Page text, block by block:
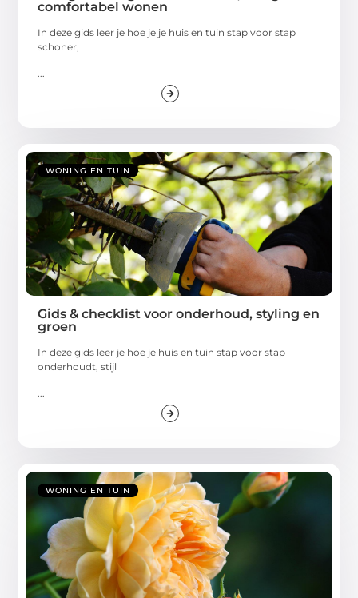
comfortabel wonen
In deze gids leer je hoe je je huis en tuin stap voor stap
schoner,
WONING EN TUIN
Gids & checklist voor onderhoud, styling en
groen
In deze gids leer je hoe je huis en tuin stap voor stap
onderhoudt, stijl
WONING EN TUIN